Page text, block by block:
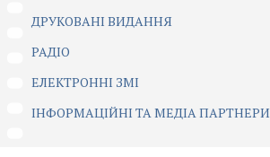
ДРУКОВАНІ ВИДАННЯ
РАДІО
ЕЛЕКТРОННІ ЗМІ
ІНФОРМАЦІЙНІ ТА МЕДІА ПАРТНЕРИ